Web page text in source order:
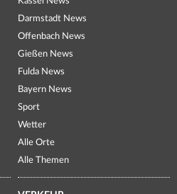
Darmstadt News
Offenbach News
Gießen News
Fulda News
Bayern News
Sport
Wetter
Alle Orte
Alle Themen